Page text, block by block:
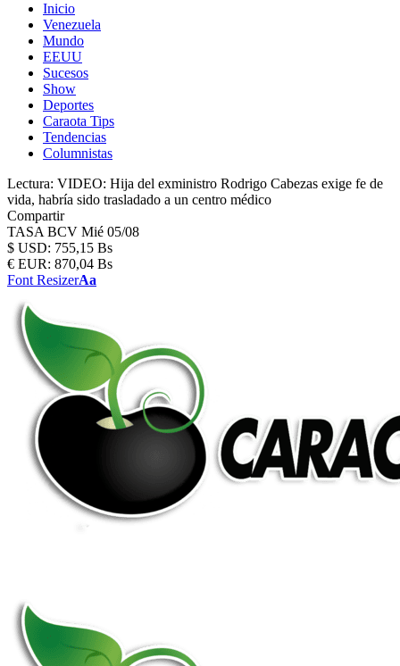
Inicio
Venezuela
Mundo
EEUU
Sucesos
Show
Deportes
Caraota Tips
Tendencias
Columnistas
Lectura: VIDEO: Hija del exministro Rodrigo Cabezas exige fe de
vida, habría sido trasladado a un centro médico
Compartir
TASA BCV Mié 05/08
$ USD: 755,15 Bs
€ EUR: 870,04 Bs
Font ResizerAa